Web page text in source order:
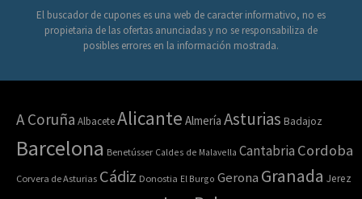
El buscador de cupones es una web de caracter informativo, no es
propietaria de las ofertas anunciadas y no se responsabiliza de
posibles errores en la información mostrada.
A Coruña AlbaceteAlicante Almería Asturias Badajoz
Barcelona Benetússer Caldes de Malavella Cantabria Cordoba
Corvera de Asturias Cádiz Donostia El Burgo Gerona Granada Jerez